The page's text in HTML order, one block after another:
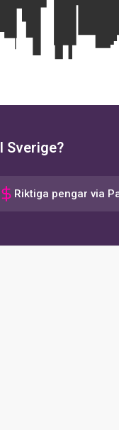
Sverige?
Riktiga pengar via